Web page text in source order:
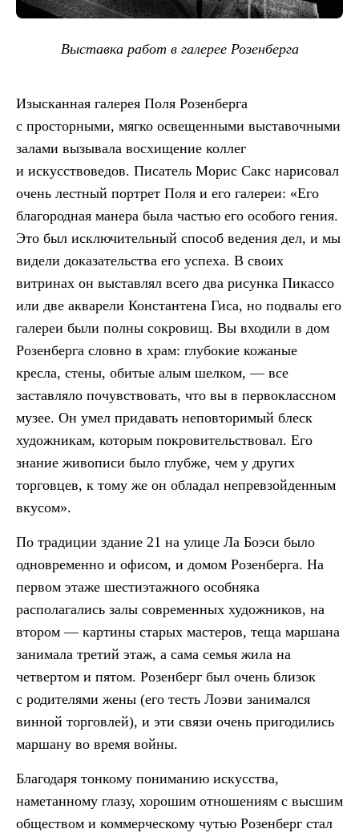
Выставка работ в галерее Розенберга
Изысканная галерея Поля Розенберга
с просторными, мягко освещенными выставочными
залами вызывала восхищение коллег
и искусствоведов. Писатель Морис Сакс нарисовал
очень лестный портрет Поля и его галереи: «Его
благородная манера была частью его особого гения.
Это был исключительный способ ведения дел, и мы
видели доказательства его успеха. В своих
витринах он выставлял всего два рисунка Пикассо
или две акварели Константена Гиса, но подвалы его
галереи были полны сокровищ. Вы входили в дом
Розенберга словно в храм: глубокие кожаные
кресла, стены, обитые алым шелком, — все
заставляло почувствовать, что вы в первоклассном
музее. Он умел придавать неповторимый блеск
художникам, которым покровительствовал. Его
знание живописи было глубже, чем у других
торговцев, к тому же он обладал непревзойденным
вкусом».
По традиции здание 21 на улице Ла Боэси было
одновременно и офисом, и домом Розенберга. На
первом этаже шестиэтажного особняка
располагались залы современных художников, на
втором — картины старых мастеров, теща маршана
занимала третий этаж, а сама семья жила на
четвертом и пятом. Розенберг был очень близок
с родителями жены (его тесть Лоэви занимался
винной торговлей), и эти связи очень пригодились
маршану во время войны.
Благодаря тонкому пониманию искусства,
наметанному глазу, хорошим отношениям с высшим
обществом и коммерческому чутью Розенберг стал